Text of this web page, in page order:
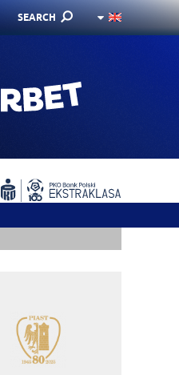
SEARCH